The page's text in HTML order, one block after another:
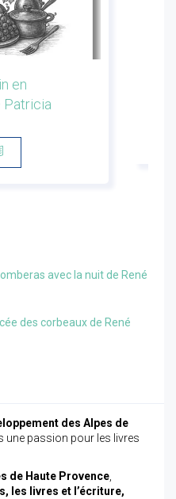
en
Patricia
avec la nuit de René
des corbeaux de René
des Alpes de
une passion pour les livres
de Haute Provence
les livres et l’écriture,